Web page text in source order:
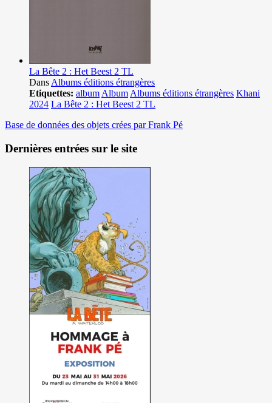
La Bête 2 : Het Beest 2 TL
Dans Albums éditions étrangères
Etiquettes: album Album Albums éditions étrangères Khani
2024 La Bête 2 : Het Beest 2 TL
Base de données des objets crées par Frank Pé
Dernières entrées sur le site